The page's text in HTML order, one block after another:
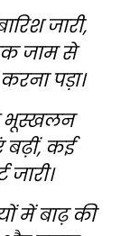
जारी,
जाम से
पड़ा।
भूस्खलन
कई
में बाढ़ की